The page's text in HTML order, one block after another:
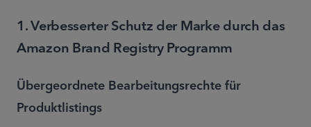
1. Verbesserter Schutz der Marke durch das
Amazon Brand Registry Programm
Übergeordnete Bearbeitungsrechte für
Produktlistings